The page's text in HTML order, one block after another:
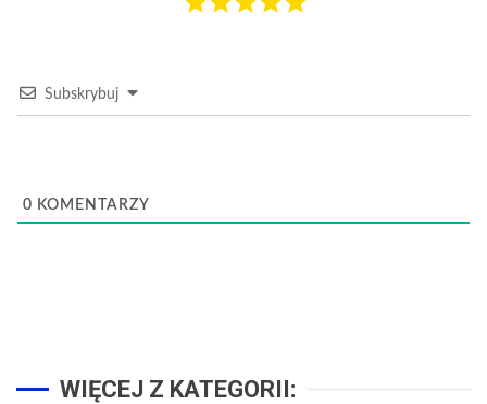
Subskrybuj
0 KOMENTARZY
WIĘCEJ Z KATEGORII: